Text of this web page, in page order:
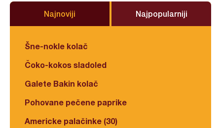
Najnoviji Najpopularniji
Šne-nokle kolač
Čoko-kokos sladoled
Galete Bakin kolač
Pohovane pečene paprike
Americke palačinke (30)